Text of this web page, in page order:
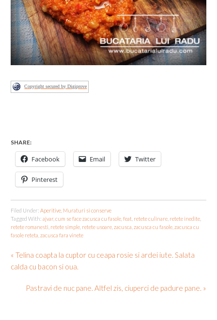
Copyright secured by Digiprove
SHARE:
Facebook Email Twitter
Pinterest
Filed Under:Aperitive Muraturi si conserve
Tagged With:ajvar,cum se face zacusca cu fasole ,feat retete culinare retete inedite
retete romanesti retete simple retete usoare ,zacusca ,zacusca cu fasole ,zacusca cu
fasole reteta ,zacusca fara vinete
« Telina coapta la cuptor cu ceapa rosie si ardei iute. Salata
calda cu bacon si oua.
Pastravi de nuc pane. Altfel zis, ciuperci de padure pane. »